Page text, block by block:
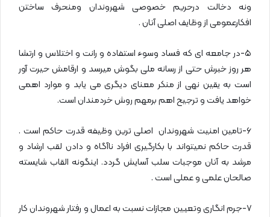
ونه دخالت درحریم خصوصی شهروندان ومنحرف ساختن
افکارعمومی از وظایف اصلی آنان .
۵-در جامعه ای که فساد وسوء استفاده و رانت و اختلاس و ارتشا
هر روز خبرش حتی از رسانه ملی بگوش میرسد و ارقامش حیرت آور
است به یقین نهی از منکر معنای دیگری می یابد و موارد اهمی
خواهد یافت و ترجیح اهم برمهم روش خردمندان است.
۶-تامین امنیت شهروندان اصلی ترین وظیفه قدرت حاکم است .
قدرت حاکم نمیتواند با بکارگیری افراد ناآگاه و دادن لقب ارشاد و
مرشد به آنان‌ موجبات سلب آسایش گردد. اینگونه القاب شایسته
صالحان علمی و عملی است .
۷-جرم انگاری وتعیین مجازات نسبت به اعمال و رفتار شهروندان کار